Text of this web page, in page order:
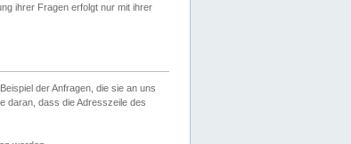
ihrer Fragen erfolgt nur mit ihrer
der Anfragen, die sie an uns
daran, dass die Adresszeile des